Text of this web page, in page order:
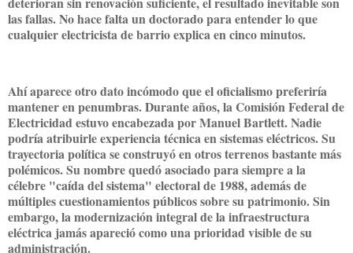
las fallas. No hace falta un doctorado para entender lo que
cualquier electricista de barrio explica en cinco minutos.
Ahí aparece otro dato incómodo que el oficialismo preferiría
mantener en penumbras. Durante años, la Comisión Federal de
Electricidad estuvo encabezada por Manuel Bartlett. Nadie
podría atribuirle experiencia técnica en sistemas eléctricos. Su
trayectoria política se construyó en otros terrenos bastante más
polémicos. Su nombre quedó asociado para siempre a la
célebre "caída del sistema" electoral de 1988, además de
múltiples cuestionamientos públicos sobre su patrimonio. Sin
embargo, la modernización integral de la infraestructura
eléctrica jamás apareció como una prioridad visible de su
administración.